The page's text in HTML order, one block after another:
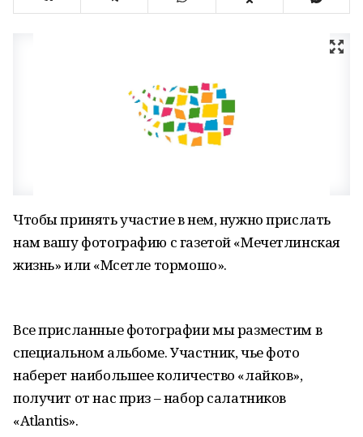
Чтобы принять участие в нем, нужно прислать
нам вашу фотографию с газетой «Мечетлинская
жизнь» или «Мәсетле тормошо».
Все присланные фотографии мы разместим в
специальном альбоме. Участник, чье фото
наберет наибольшее количество «лайков»,
получит от нас приз – набор салатников
«Atlantis».